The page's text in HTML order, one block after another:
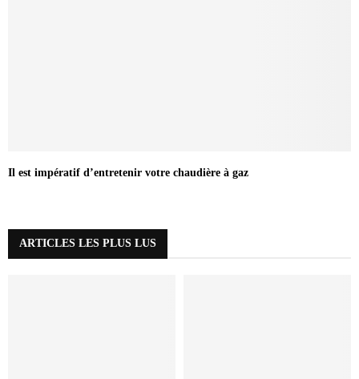
Il est impératif d’entretenir votre chaudière à gaz
ARTICLES LES PLUS LUS